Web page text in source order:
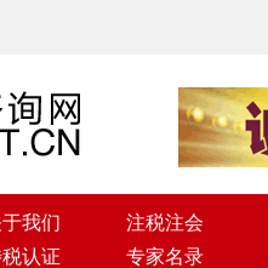
我们 注税注会
认证 专家名录